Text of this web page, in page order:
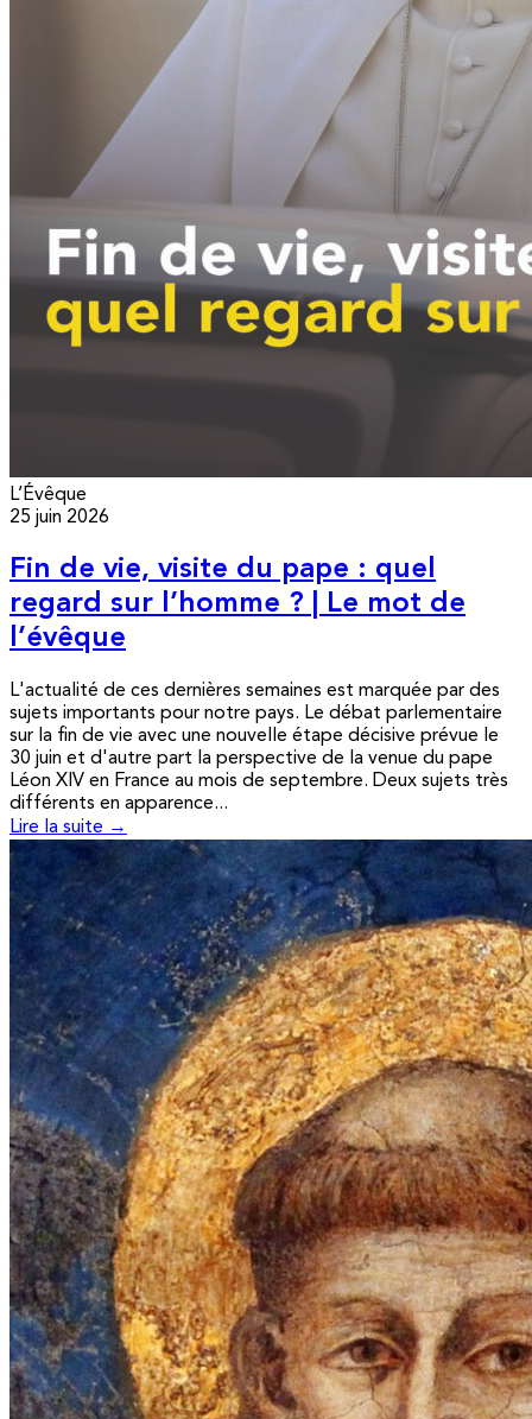
L’Évêque
25 juin 2026
Fin de vie, visite du pape : quel
regard sur l’homme ? | Le mot de
l’évêque
L'actualité de ces dernières semaines est marquée par des
sujets importants pour notre pays. Le débat parlementaire
sur la fin de vie avec une nouvelle étape décisive prévue le
30 juin et d'autre part la perspective de la venue du pape
Léon XIV en France au mois de septembre. Deux sujets très
différents en apparence...
Lire la suite →